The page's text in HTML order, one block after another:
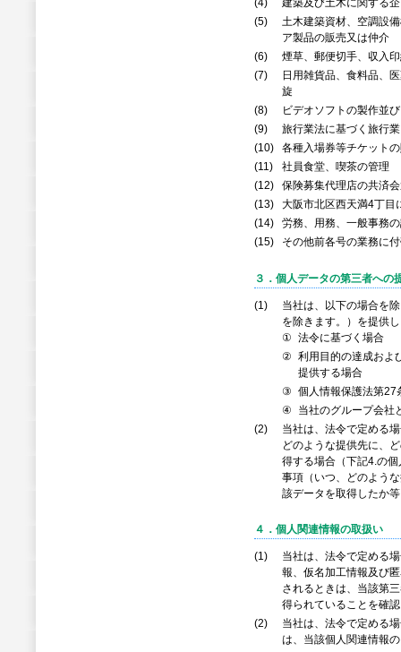
(4)
建築及び土木に関する
(5)
土木建築資材、空調設
ア製品の販売又は仲介
(6)
煙草、郵便切手、収入
(7)
日用雑貨品、食料品、
旋
(8)
ビデオソフトの製作並
(9)
旅行業法に基づく旅行業
(10)
各種入場券等チケット
(11)
社員食堂、喫茶の管理
(12)
保険募集代理店の共済
(13)
大阪市北区西天満4丁目
(14)
労務、用務、一般事務
(15)
その他前各号の業務に
３．個人データの第三者への
(1)
当社は、以下の場合を
を除きます。）を提供
①
法令に基づく場合
②
利用目的の達成およ
提供する場合
③
個人情報保護法第27
④
当社のグループ会社
(2)
当社は、法令で定める
どのような提供先に、
得する場合（下記4.の
事項（いつ、どのよう
該データを取得したか
４．個人関連情報の取扱い
(1)
当社は、法令で定める
報、仮名加工情報及び
されるときは、当該第
得られていることを確
(2)
当社は、法令で定める
は、当該個人関連情報